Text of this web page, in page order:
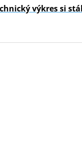
výkres si